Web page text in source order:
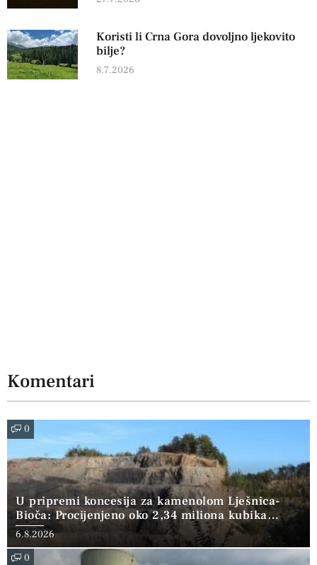
Koristi li Crna Gora dovoljno ljekovito
bilje?
8.7.2026
Komentari
0
U pripremi koncesija za kamenolom Lješnica-
Bioča: Procijenjeno oko 2,34 miliona kubika
kamena
6.8.2026
0